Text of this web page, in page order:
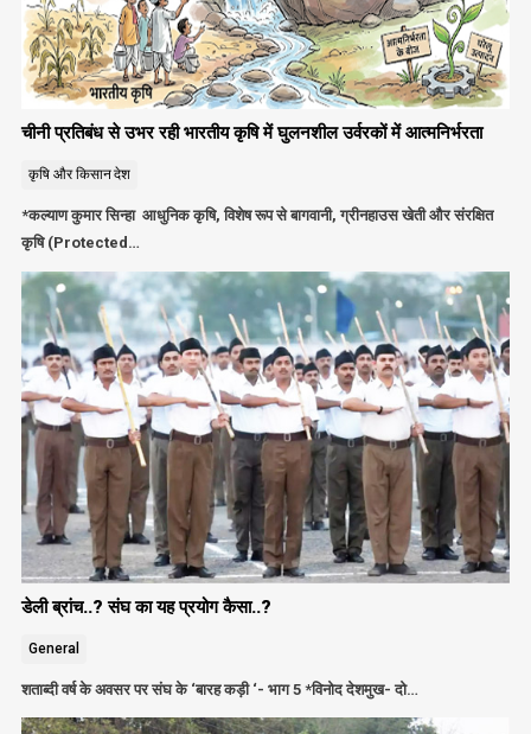
चीनी प्रतिबंध से उभर रही भारतीय कृषि में घुलनशील उर्वरकों में आत्मनिर्भरता
कृषि और किसानदेश
*कल्याण कुमार सिन्हा आधुनिक कृषि, विशेष रूप से बागवानी, ग्रीनहाउस खेती और संरक्षित
कृषि (Protected…
डेली ब्रांच..? संघ का यह प्रयोग कैसा..?
General
शताब्दी वर्ष के अवसर पर संघ के ‘बारह कड़ी ‘- भाग 5 *विनोद देशमुख- दो…